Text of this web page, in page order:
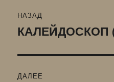
по
НАЗАД
Предыдущая
КАЛЕЙДОСКОП
ДАЛЕЕ